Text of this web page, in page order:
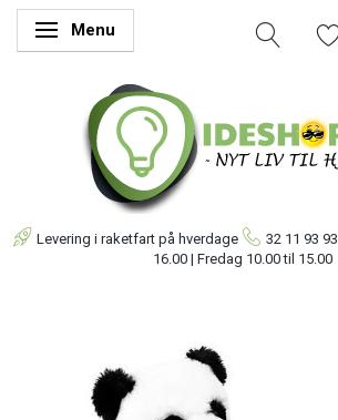
Skifte navigation
Menu
Levering i raketfart på hverdage 32 11 93 93
16.00 | Fredag 10.00 til 15.00